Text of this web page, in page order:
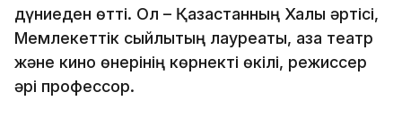
дүниеден өтті. Ол – Қазақстанның Халық әртісі,
Мемлекеттік сыйлықтың лауреаты, қазақ театр
және кино өнерінің көрнекті өкілі, режиссер
әрі профессор.